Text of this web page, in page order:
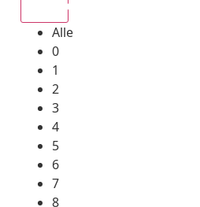
Alle
0
1
2
3
4
5
6
7
8